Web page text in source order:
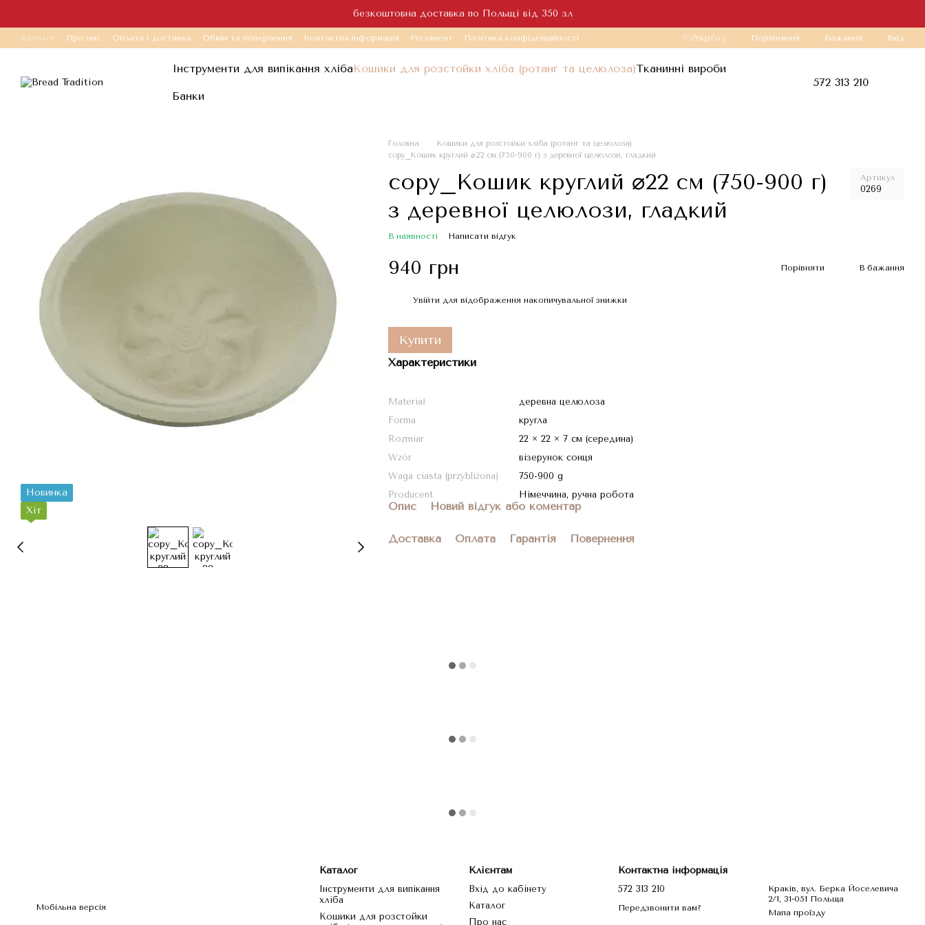
безкоштовна доставка по Польщі від 350 зл
Каталог Про нас Оплата і доставка Обмін та повернення Контактна інформація Регламент Політика конфіденційності PolУкр Eng Порівняння Бажання Вхід
Інструменти для випікання хлібаКошики для розстойки хліба (ротанг та целюлоза)Тканинні вироби
Банки
572 313 210
Новинка
Хіт
Головна
Кошики для розстойки хліба (ротанг та целюлоза)
copy_Кошик круглий ⌀22 см (750-900 г) з деревної целюлози, гладкий
copy_Кошик круглий ⌀22 см (750-900 г)
з деревної целюлози, гладкий
Артикул
0269
В наявності Написати відгук
940 грн Порівняти В бажання
Увійти для відображення накопичувальної знижки
Купити
Характеристики
Materiał
деревна целюлоза
Forma
кругла
Rozmiar
22 × 22 × 7 см (середина)
Wzór
візерунок сонця
Waga ciasta (przybliżona)
750-900 g
Producent
Німеччина, ручна робота
Опис Новий відгук або коментар
Доставка Оплата Гарантія Повернення
Мобільна версія
Каталог
Інструменти для випікання
хліба
Кошики для розстойки
Клієнтам
Вхід до кабінету
Каталог
Про нас
Контактна інформація
572 313 210
Передзвонити вам?
Краків, вул. Берка Йоселевича
2/1, 31-051 Польща
Мапа проїзду